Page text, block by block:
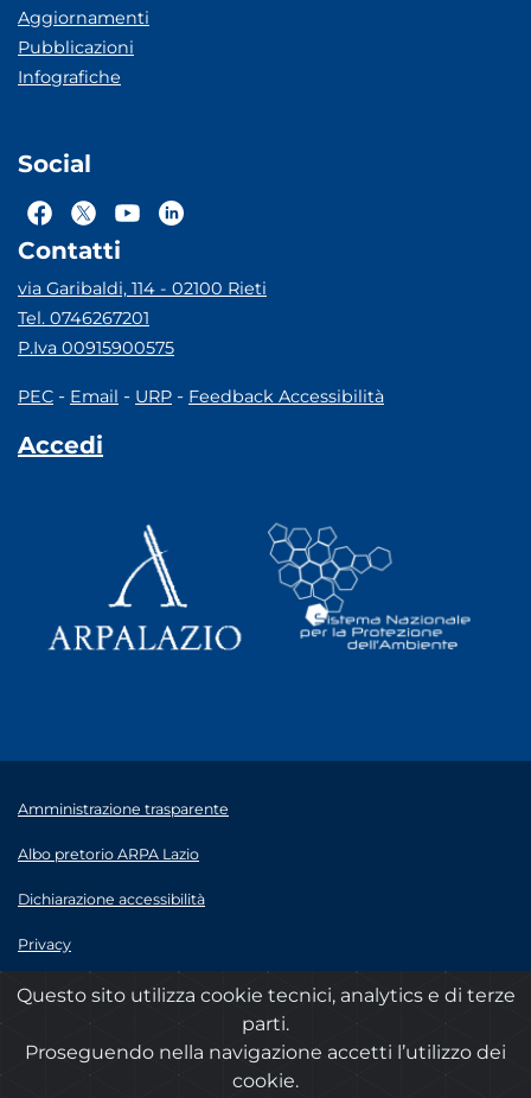
Aggiornamenti
Pubblicazioni
Infografiche
Social
Contatti
via Garibaldi, 114 - 02100 Rieti
Tel. 0746267201
P.Iva 00915900575
PEC - Email - URP - Feedback Accessibilità
Accedi
Amministrazione trasparente
Albo pretorio ARPA Lazio
Dichiarazione accessibilità
Privacy
Note legali
© 2020 ARPA Lazio - P.Iva 00915900575
Questo sito utilizza cookie tecnici, analytics e di terze
parti.
Proseguendo nella navigazione accetti l’utilizzo dei
cookie.